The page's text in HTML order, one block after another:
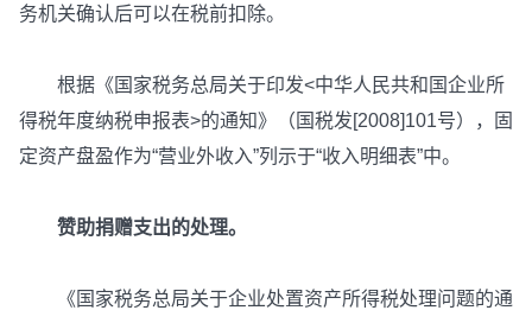
务机关确认后可以在税前扣除。
根据《国家税务总局关于印发<中华人民共和国企业所
得税年度纳税申报表>的通知》（国税发[2008]101号），固
定资产盘盈作为“营业外收入”列示于“收入明细表”中。
赞助捐赠支出的处理。
《国家税务总局关于企业处置资产所得税处理问题的通